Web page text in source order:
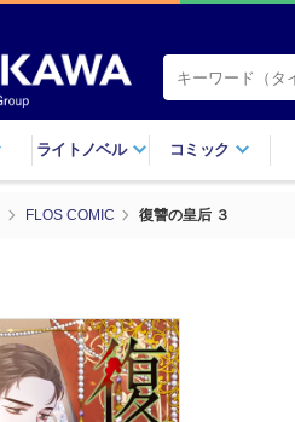
ライトノベル コミック
FLOS COMIC 復讐の皇后 ３